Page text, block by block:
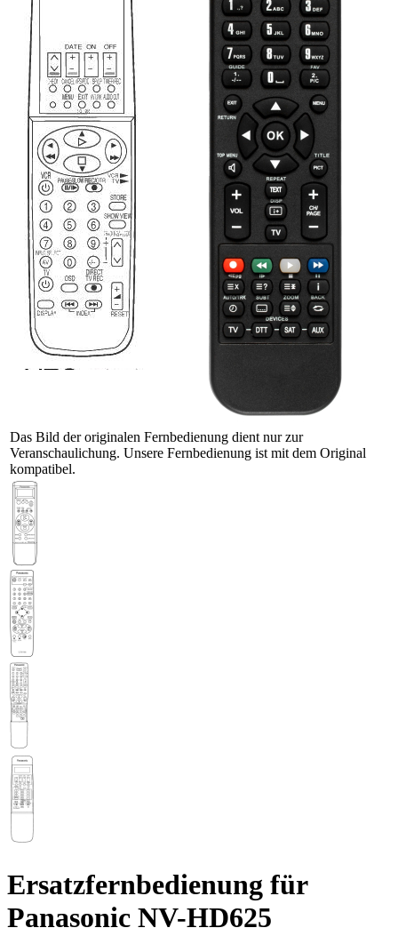
Das Bild der originalen Fernbedienung dient nur zur
Veranschaulichung. Unsere Fernbedienung ist mit dem Original
kompatibel.
Ersatzfernbedienung für
Panasonic NV-HD625